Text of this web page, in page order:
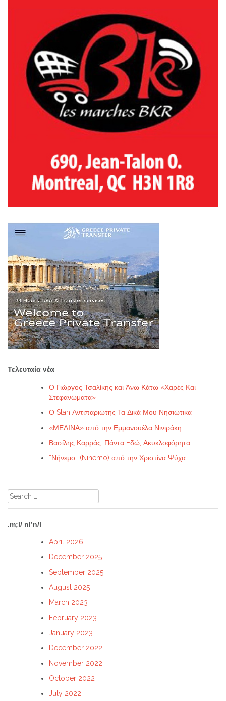
Τελευταία νέα
Ο Γιώργος Τσαλίκης και Άνω Κάτω «Χαρές Και
Στεφανώματα»
Ο Stan Αντιπαριώτης Τα Δικά Μου Νησιώτικα
«ΜΕΛΙΝΑ» από την Εμμανουέλα Νινιράκη
Βασίλης Καρράς. Πάντα Eδώ, Ακυκλοφόρητα
“Νήνεμο” (Ninemo) από την Χριστίνα Ψύχα
Search
for:
.m;l/ nl’n/l
April 2026
December 2025
September 2025
August 2025
March 2023
February 2023
January 2023
December 2022
November 2022
October 2022
July 2022